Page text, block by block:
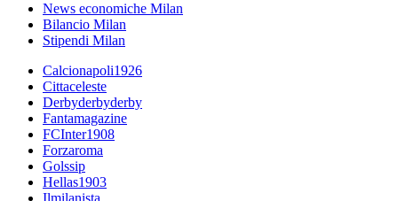
News economiche Milan
Bilancio Milan
Stipendi Milan
Calcionapoli1926
Cittaceleste
Derbyderbyderby
Fantamagazine
FCInter1908
Forzaroma
Golssip
Hellas1903